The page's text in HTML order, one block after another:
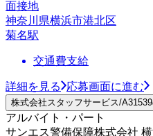
面接地
神奈川県横浜市港北区
菊名駅
交通費支給
詳細を見る 応募画面に進む
株式会社スタッフサービス/
アルバイト・パート
サンエス警備保障株式会社